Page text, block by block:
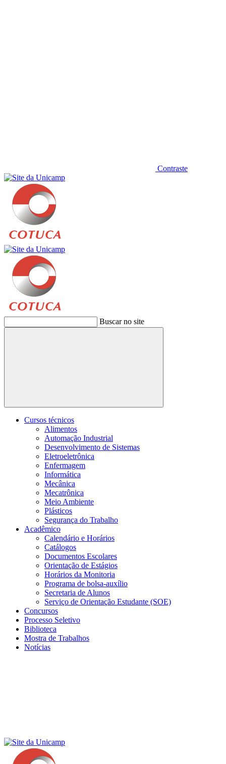
Contraste
Buscar no site
Buscar
Cursos técnicos
Alimentos
Automação Industrial
Desenvolvimento de Sistemas
Eletroeletrônica
Enfermagem
Informática
Mecânica
Mecatrônica
Meio Ambiente
Plásticos
Segurança do Trabalho
Acadêmico
Calendário e Horários
Catálogos
Documentos Escolares
Orientação de Estágios
Horários da Monitoria
Programa de bolsa-auxílio
Secretaria de Alunos
Serviço de Orientação Estudante (SOE)
Concursos
Processo Seletivo
Biblioteca
Mostra de Trabalhos
Notícias